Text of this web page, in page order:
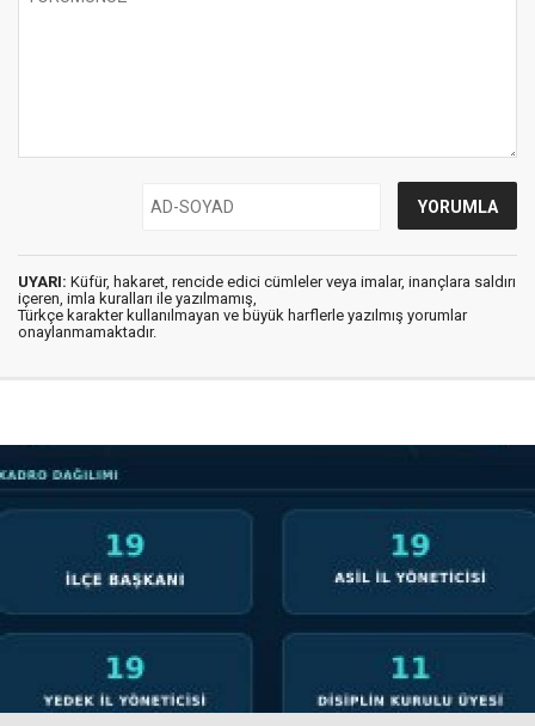
UYARI: Küfür, hakaret, rencide edici cümleler veya imalar, inançlara saldırı
içeren, imla kuralları ile yazılmamış,
Türkçe karakter kullanılmayan ve büyük harflerle yazılmış yorumlar
onaylanmamaktadır.